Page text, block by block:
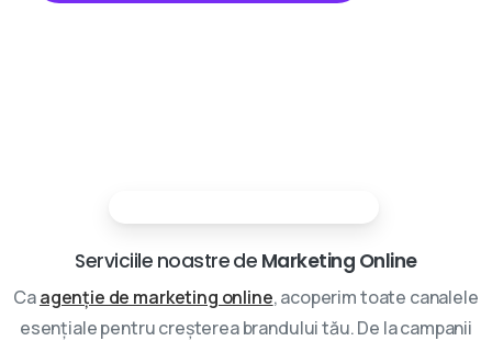
Serviciile noastre de Marketing Online
Caagenție de marketing online, acoperim toate canalele
esențiale pentru creșterea brandului tău. De la campanii